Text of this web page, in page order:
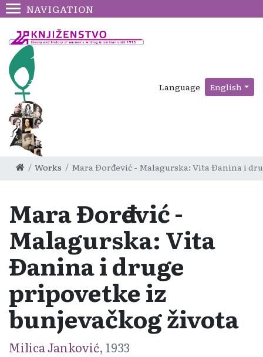
NAVIGATION
Language English
Works Mara Đorđević - Malagurska: Vita Đanina i
Mara Đorđević -
Malagurska: Vita
Đanina i druge
pripovetke iz
bunjevačkog života
Milica Janković, 1933